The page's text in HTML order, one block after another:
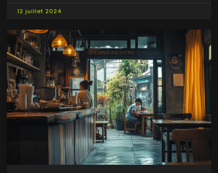
12 juillet 2024